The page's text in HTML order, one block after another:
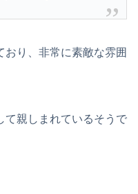
おり、非常に素敵な雰囲
て親しまれているそうで